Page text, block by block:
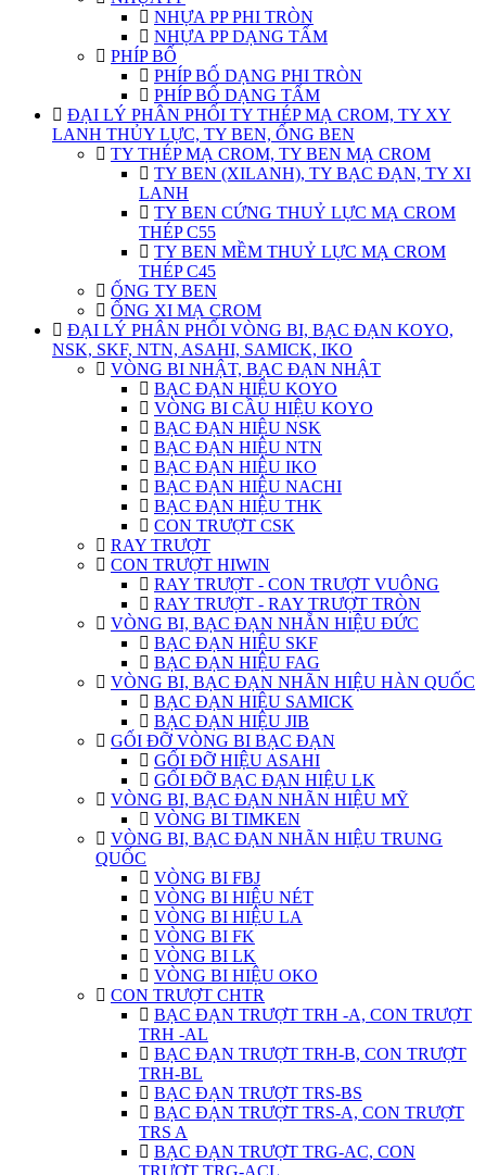
NHỰA PP PHI TRÒN
NHỰA PP DẠNG TẤM
PHÍP BỐ
PHÍP BỐ DẠNG PHI TRÒN
PHÍP BỐ DẠNG TẤM
ĐẠI LÝ PHÂN PHỐI TY THÉP MẠ CROM, TY XY
LANH THỦY LỰC, TY BEN, ỐNG BEN
TY THÉP MẠ CROM, TY BEN MẠ CROM
TY BEN (XILANH), TY BẠC ĐẠN, TY XI
LANH
TY BEN CỨNG THUỶ LỰC MẠ CROM
THÉP C55
TY BEN MỀM THUỶ LỰC MẠ CROM
THÉP C45
ỐNG TY BEN
ỐNG XI MẠ CROM
ĐẠI LÝ PHÂN PHỐI VÒNG BI, BẠC ĐẠN KOYO,
NSK, SKF, NTN, ASAHI, SAMICK, IKO
VÒNG BI NHẬT, BẠC ĐẠN NHẬT
BẠC ĐẠN HIỆU KOYO
VÒNG BI CẦU HIỆU KOYO
BẠC ĐẠN HIỆU NSK
BẠC ĐẠN HIỆU NTN
BẠC ĐẠN HIỆU IKO
BẠC ĐẠN HIỆU NACHI
BẠC ĐẠN HIỆU THK
CON TRƯỢT CSK
RAY TRƯỢT
CON TRƯỢT HIWIN
RAY TRƯỢT - CON TRƯỢT VUÔNG
RAY TRƯỢT - RAY TRƯỢT TRÒN
VÒNG BI, BẠC ĐẠN NHẴN HIỆU ĐỨC
BẠC ĐẠN HIỆU SKF
BẠC ĐẠN HIỆU FAG
VÒNG BI, BẠC ĐẠN NHÃN HIỆU HÀN QUỐC
BẠC ĐẠN HIỆU SAMICK
BẠC ĐẠN HIỆU JIB
GỐI ĐỠ VÒNG BI BẠC ĐẠN
GỐI ĐỠ HIỆU ASAHI
GỐI ĐỠ BẠC ĐẠN HIỆU LK
VÒNG BI, BẠC ĐẠN NHÃN HIỆU MỸ
VÒNG BI TIMKEN
VÒNG BI, BẠC ĐẠN NHÃN HIỆU TRUNG
QUỐC
VÒNG BI FBJ
VÒNG BI HIỆU NÉT
VÒNG BI HIỆU LA
VÒNG BI FK
VÒNG BI LK
VÒNG BI HIỆU OKO
CON TRƯỢT CHTR
BẠC ĐẠN TRƯỢT TRH -A, CON TRƯỢT
TRH -AL
BẠC ĐẠN TRƯỢT TRH-B, CON TRƯỢT
TRH-BL
BẠC ĐẠN TRƯỢT TRS-BS
BẠC ĐẠN TRƯỢT TRS-A, CON TRƯỢT
TRS A
BẠC ĐẠN TRƯỢT TRG-AC, CON
TRƯỢT TRG-ACL